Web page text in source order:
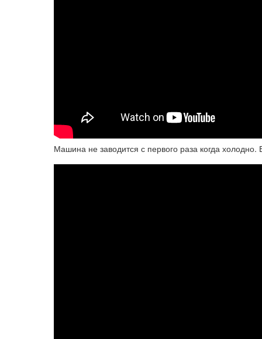
Машина не заводится с первого раза когда холодно.